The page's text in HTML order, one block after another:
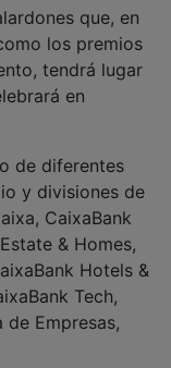
a
de rápido
que realizan